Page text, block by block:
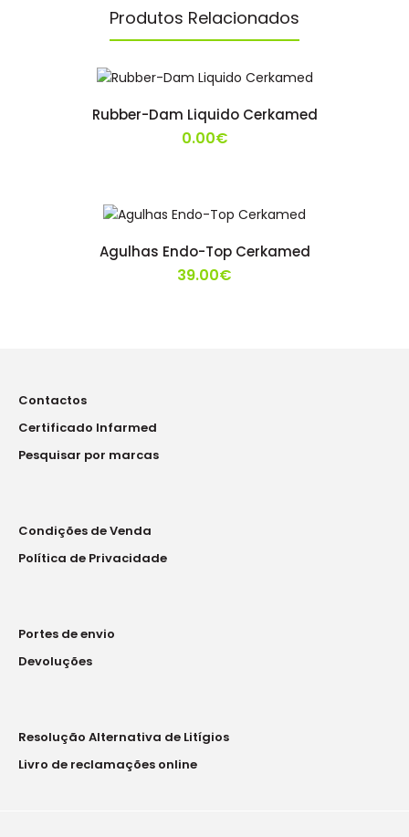
Produtos Relacionados
Rubber-Dam Liquido Cerkamed
0.00€
Agulhas Endo-Top Cerkamed
39.00€
Contactos
Certificado Infarmed
Pesquisar por marcas
Condições de Venda
Política de Privacidade
Portes de envio
Devoluções
Resolução Alternativa de Litígios
Livro de reclamações online